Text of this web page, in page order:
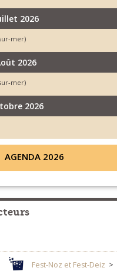
2026
mer)
2026
mer)
2026
AGENDA 2026
Fest-Noz et Fest-Deiz >